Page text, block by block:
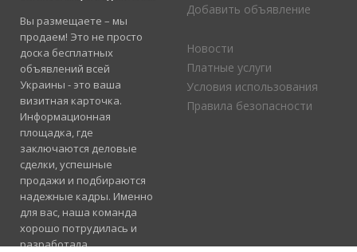
Вы размещаете – мы
продаем! Это не просто
доска бесплатных
объявлений всей
Украины - это ваша
визитная карточка.
Информационная
площадка, где
заключаются деловые
сделки, успешные
продажи и подбираются
надежные кадры. Именно
для вас, наша команда
хорошо потрудилась и
разработала
Добавить объявление
Новости
Платные услуги
Условия использования
Правила безопасности